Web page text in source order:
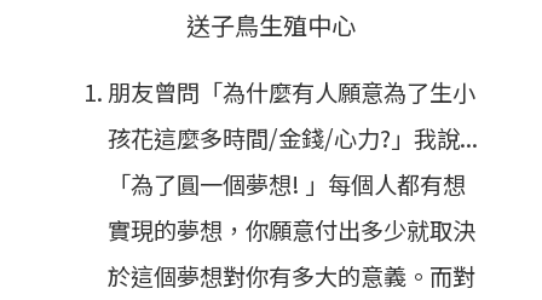
送子鳥生殖中心
朋友曾問「為什麼有人願意為了生小
孩花這麼多時間/金錢/心力?」我說...
「為了圓一個夢想! 」每個人都有想
實現的夢想，你願意付出多少就取決
於這個夢想對你有多大的意義。而對